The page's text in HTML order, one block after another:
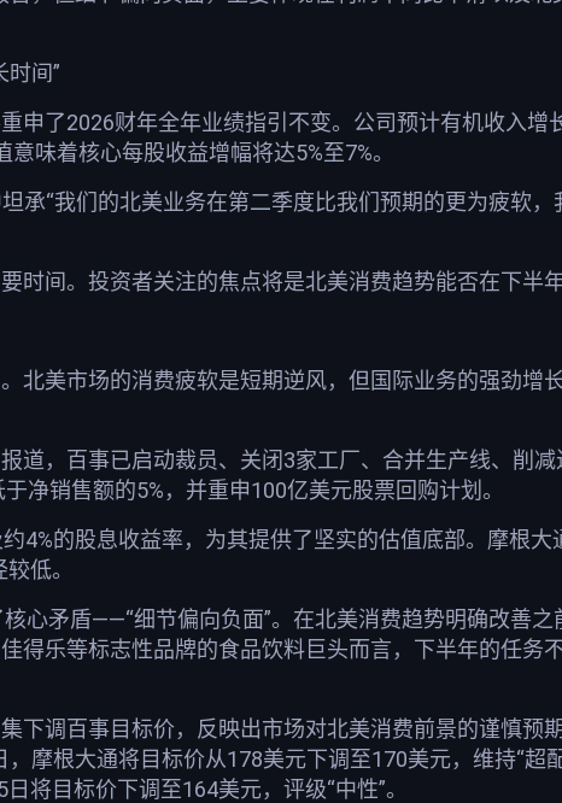
间”
申了2026财年全年业绩指引不变。公司预计有机收入增
味着核心每股收益增幅将达5%至7%。
承“我们的北美业务在第二季度比我们预期的更为疲软
时间。投资者关注的焦点将是北美消费趋势能否在下半年
北美市场的消费疲软是短期逆风，但国际业务的强劲增
道，百事已启动裁员、关闭3家工厂、合并生产线、削
净销售额的5%，并重申100亿美元股票回购计划。
4%的股息收益率，为其提供了坚实的估值底部。摩根大
低。
心矛盾——“细节偏向负面”。在北美消费趋势明确改善
得乐等标志性品牌的食品饮料巨头而言，下半年的任务
下调百事目标价，反映出市场对北美消费前景的谨慎预
，摩根大通将目标价从178美元下调至170美元，维持“超
将目标价下调至164美元，评级“中性”。